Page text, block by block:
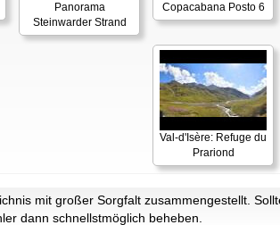
Panorama
Steinwarder Strand
Copacabana Posto 6
Val-d'Isère: Refuge du
Prariond
mit großer Sorgfalt zusammengestellt.
dann schnellstmöglich beheben.